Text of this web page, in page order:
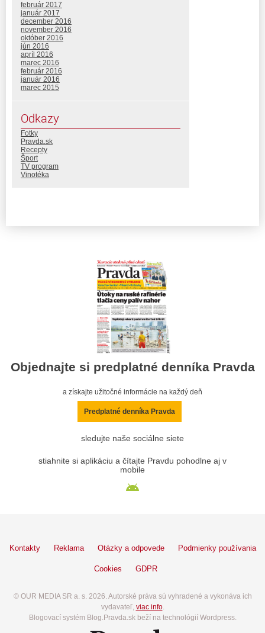
február 2017
január 2017
december 2016
november 2016
október 2016
jún 2016
apríl 2016
marec 2016
február 2016
január 2016
marec 2015
Odkazy
Fotky
Pravda.sk
Recepty
Šport
TV program
Vinotéka
Objednajte si predplatné denníka Pravda
a získajte užitočné informácie na každý deň
Predplatné denníka Pravda
sledujte naše sociálne siete
stiahnite si aplikáciu a čítajte Pravdu pohodlne aj v
mobile
Kontakty Reklama Otázky a odpovede Podmienky používania
Cookies GDPR
© OUR MEDIA SR a. s. 2026. Autorské práva sú vyhradené a vykonáva ich
vydavateľ, viac info.
Blogovací systém Blog.Pravda.sk beží na technológií Wordpress.